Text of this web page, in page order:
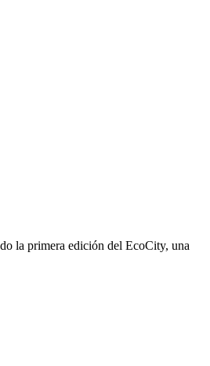
la primera edición del EcoCity, una